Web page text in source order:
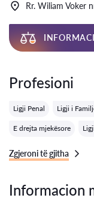
Rr. Wiliam Voker
Profesioni
Ligji Penal Ligji i
E drejta mjekësore
Zgjeroni të gjitha
Informacion